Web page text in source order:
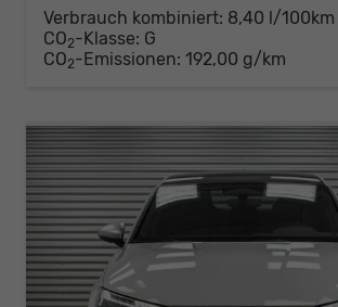
Verbrauch kombiniert: 8,40 l/100km
CO2-Klasse: G
CO2-Emissionen: 192,00 g/km